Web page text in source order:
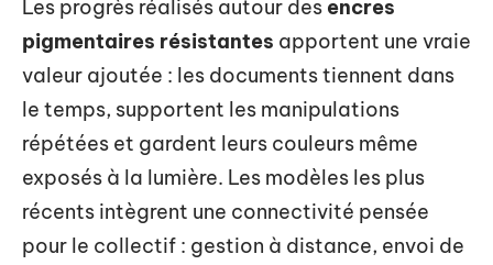
Les progrès réalisés autour des encres
pigmentaires résistantes apportent une vraie
valeur ajoutée : les documents tiennent dans
le temps, supportent les manipulations
répétées et gardent leurs couleurs même
exposés à la lumière. Les modèles les plus
récents intègrent une connectivité pensée
pour le collectif : gestion à distance, envoi de